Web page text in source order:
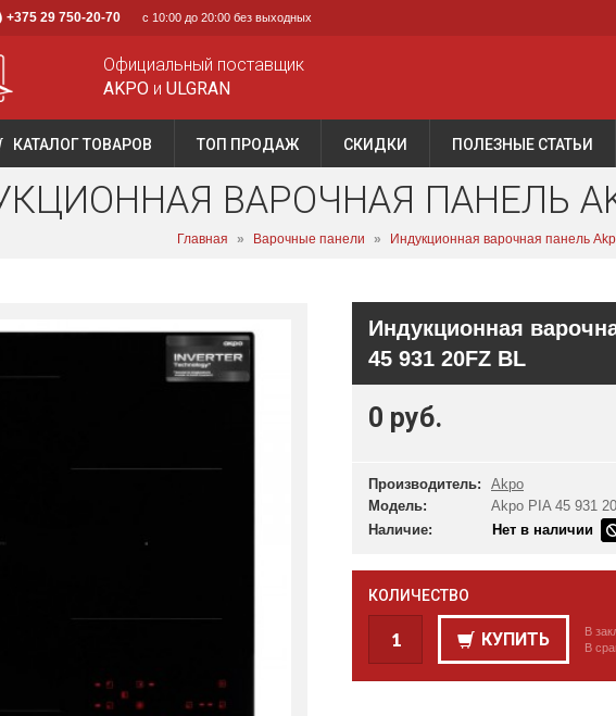
+375 29 750-20-70 с 10:00 до 20:00 без выходных
Официальный поставщик
AKPO и ULGRAN
КАТАЛОГ ТОВАРОВ ТОП ПРОДАЖ СКИДКИ ПОЛЕЗНЫЕ СТАТЬИ
ВАРОЧНАЯ ПАНЕЛЬ
Главная » Варочные панели » Индукционная варочная панель
Индукционная
45 931 20FZ BL
0 руб.
Производитель:
Akpo
Модель:
Akpo PIA 45 931
Наличие:
Нет в наличии
КОЛИЧЕСТВО
КУПИТЬ
В
В